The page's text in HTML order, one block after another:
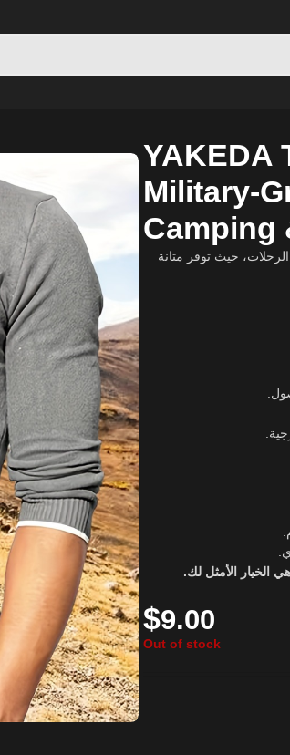
Hiking
YAKEDA
Military-
Camping
حيث توفر متانة
$9.00
Out of stock